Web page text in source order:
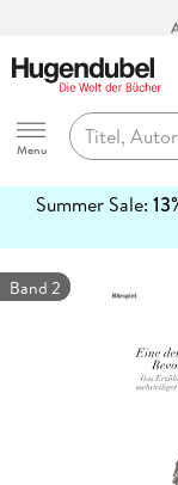
Hugendubel
Menu
Summer Sale:
erfahren
Band 2